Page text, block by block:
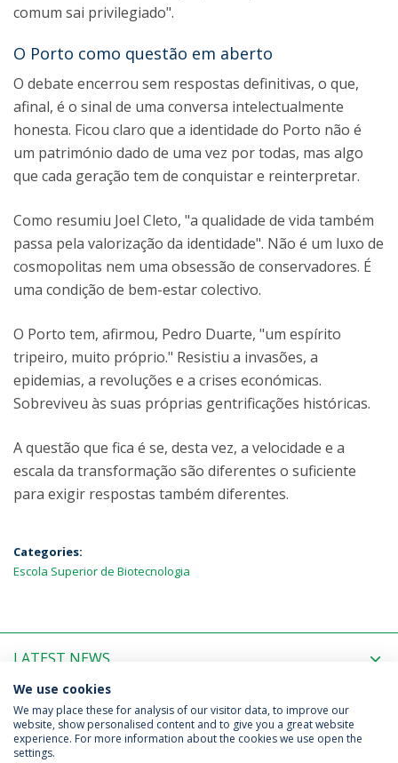
comum sai privilegiado".
O Porto como questão em aberto
O debate encerrou sem respostas definitivas, o que,
afinal, é o sinal de uma conversa intelectualmente
honesta. Ficou claro que a identidade do Porto não é
um património dado de uma vez por todas, mas algo
que cada geração tem de conquistar e reinterpretar.
Como resumiu Joel Cleto, "a qualidade de vida também
passa pela valorização da identidade". Não é um luxo de
cosmopolitas nem uma obsessão de conservadores. É
uma condição de bem-estar colectivo.
O Porto tem, afirmou, Pedro Duarte, "um espírito
tripeiro, muito próprio." Resistiu a invasões, a
epidemias, a revoluções e a crises económicas.
Sobreviveu às suas próprias gentrificações históricas.
A questão que fica é se, desta vez, a velocidade e a
escala da transformação são diferentes o suficiente
para exigir respostas também diferentes.
Categories:
Escola Superior de Biotecnologia
LATEST NEWS
UPCOMING EVENTS
We use cookies
We may place these for analysis of our visitor data, to improve our
website, show personalised content and to give you a great website
experience. For more information about the cookies we use open the
settings.